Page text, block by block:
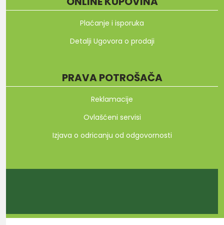
Plaćanje i isporuka
Detalji Ugovora o prodaji
PRAVA POTROŠAČA
Reklamacije
Ovlašćeni servisi
Izjava o odricanju od odgovornosti